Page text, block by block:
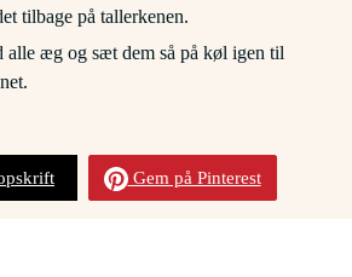
tilbage på tallerkenen.
alle æg og sæt dem så på køl igen til
Gem på Pinterest